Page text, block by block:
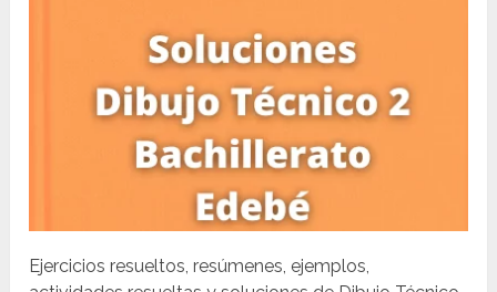
Ejercicios resueltos, resúmenes, ejemplos,